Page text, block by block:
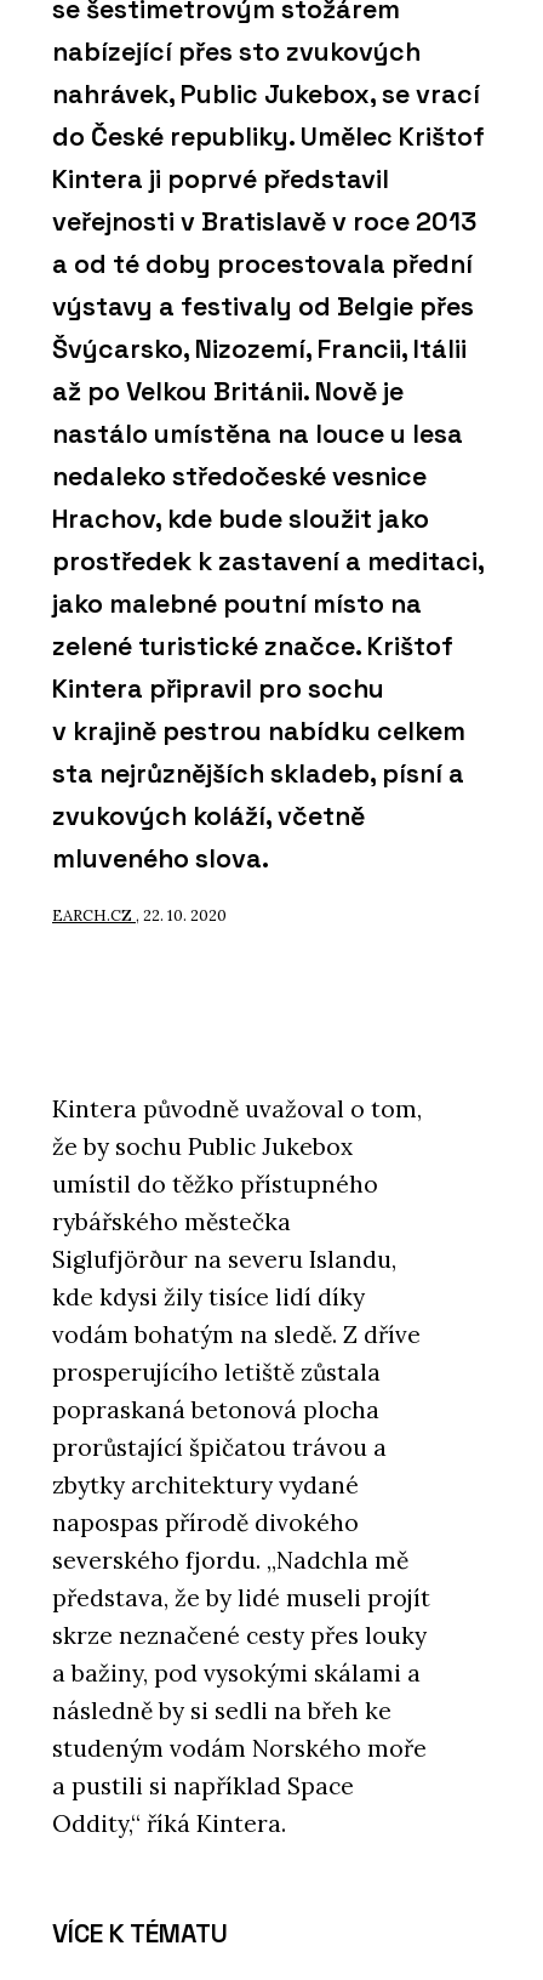
se šestimetrovým stožárem
nabízející přes sto zvukových
nahrávek, Public Jukebox, se vrací
do České republiky. Umělec Krištof
Kintera ji poprvé představil
veřejnosti v Bratislavě v roce 2013
a od té doby procestovala přední
výstavy a festivaly od Belgie přes
Švýcarsko, Nizozemí, Francii, Itálii
až po Velkou Británii. Nově je
nastálo umístěna na louce u lesa
nedaleko středočeské vesnice
Hrachov, kde bude sloužit jako
prostředek k zastavení a meditaci,
jako malebné poutní místo na
zelené turistické značce. Krištof
Kintera připravil pro sochu
v krajině pestrou nabídku celkem
sta nejrůznějších skladeb, písní a
zvukových koláží, včetně
mluveného slova.
EARCH.CZ , 22. 10. 2020
Kintera původně uvažoval o tom,
že by sochu Public Jukebox
umístil do těžko přístupného
rybářského městečka
Siglufjörður na severu Islandu,
kde kdysi žily tisíce lidí díky
vodám bohatým na sledě. Z dříve
prosperujícího letiště zůstala
popraskaná betonová plocha
prorůstající špičatou trávou a
zbytky architektury vydané
napospas přírodě divokého
severského fjordu. „Nadchla mě
představa, že by lidé museli projít
skrze neznačené cesty přes louky
a bažiny, pod vysokými skálami a
následně by si sedli na břeh ke
studeným vodám Norského moře
a pustili si například Space
Oddity,“ říká Kintera.
VÍCE K TÉMATU